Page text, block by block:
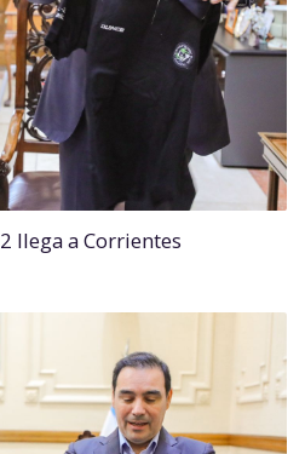
llega a Corrientes